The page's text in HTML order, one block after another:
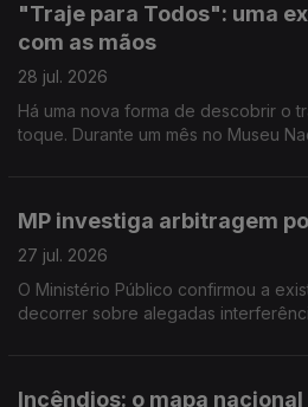
"Traje para Todos": uma
com as mãos
28 jul. 2026
Há uma nova forma de descobrir o
toque. Durante um mês no Museu
MP investiga arbitragem
27 jul. 2026
O Ministério Público confirmou a
decorrer sobre alegadas
Incêndios: o mapa nacional